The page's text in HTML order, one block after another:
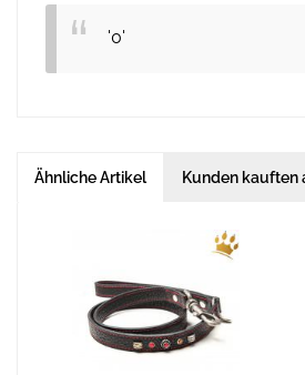
'0'
Ähnliche Artikel Kunden kauften